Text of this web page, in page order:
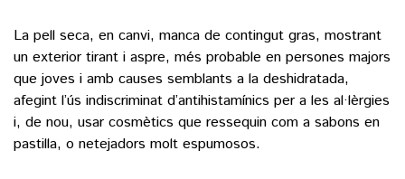
La pell seca, en canvi, manca de contingut gras, mostrant
un exterior tirant i aspre, més probable en persones majors
que joves i amb causes semblants a la deshidratada,
afegint l’ús indiscriminat d’antihistamínics per a les al·lèrgies
i, de nou, usar cosmètics que ressequin com a sabons en
pastilla, o netejadors molt espumosos.